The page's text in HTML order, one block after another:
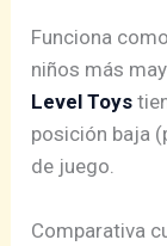
Funciona
niños más
Level Toys
posición baja
de juego.
Comparativa